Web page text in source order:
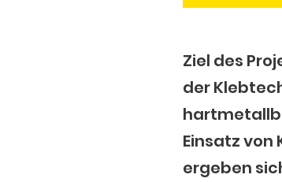
Ziel des
der
Einsatz
ergeben